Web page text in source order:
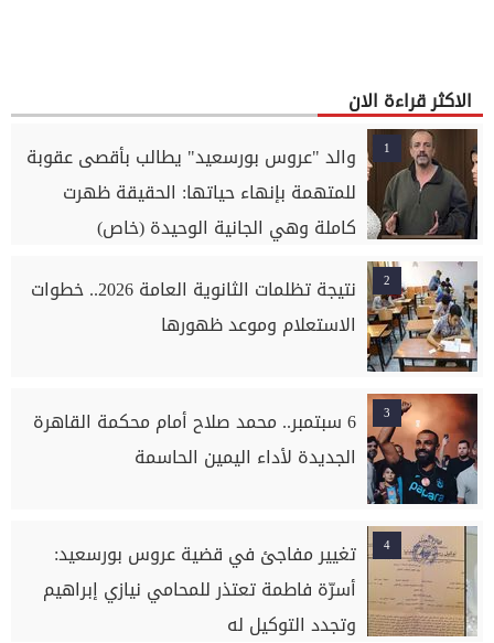
الاكثر قراءة الان
1
والد "عروس بورسعيد" يطالب بأقصى عقوبة
للمتهمة بإنهاء حياتها: الحقيقة ظهرت
كاملة وهي الجانية الوحيدة (خاص)
2
نتيجة تظلمات الثانوية العامة 2026.. خطوات
الاستعلام وموعد ظهورها
3
6 سبتمبر.. محمد صلاح أمام محكمة القاهرة
الجديدة لأداء اليمين الحاسمة
4
تغيير مفاجئ في قضية عروس بورسعيد:
أسرّة فاطمة تعتذر للمحامي نيازي إبراهيم
وتجدد التوكيل له